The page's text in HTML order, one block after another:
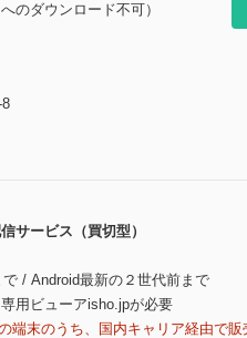
のダウンロード不可）
サービス（買切型）
/ Android最新の２世代前まで
用ビューアisho.jpが必要
端末のうち、国内キャリア経由で